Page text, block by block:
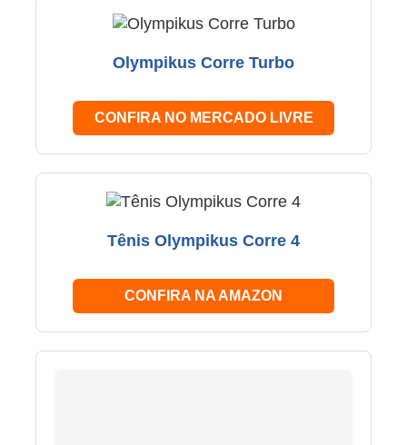
Olympikus Corre Turbo
CONFIRA NO MERCADO LIVRE
Tênis Olympikus Corre 4
CONFIRA NA AMAZON